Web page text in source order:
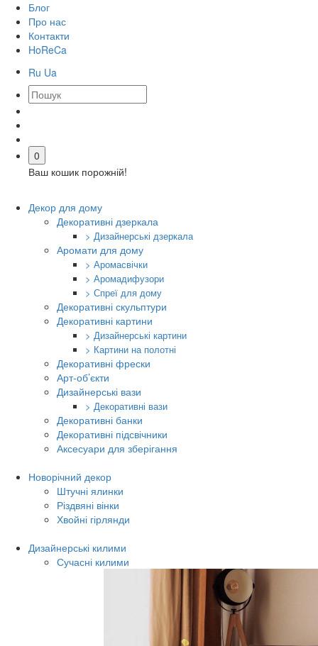
Блог
Про нас
Контакти
HoReCa
Ru Ua
0
Ваш кошик порожній!
Декор для дому
Декоративні дзеркала
> Дизайнерські дзеркала
Аромати для дому
> Аромасвічки
> Аромадифузори
> Спреї для дому
Декоративні скульптури
Декоративні картини
> Дизайнерські картини
> Картини на полотні
Декоративні фрески
Арт-об’єкти
Дизайнерські вази
> Декоративні вази
Декоративні банки
Декоративні підсвічники
Аксесуари для зберігання
Новорічний декор
Штучні ялинки
Різдвяні вінки
Хвойні гірлянди
Дизайнерські килими
Сучасні килими